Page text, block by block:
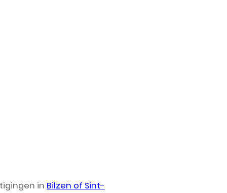
in Bilzen of Sint-